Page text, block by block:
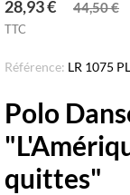
28,93 € 44,50 €
TTC
Référence: LR 1075 PL
Polo
quittes"